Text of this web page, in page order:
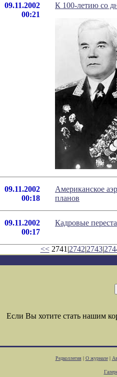
09.11.2002
00:21
К 100-летию со
09.11.2002
00:18
Американское
планов
09.11.2002
00:17
Кадровые
<<2741|2742|2743|
Если Вы хотите стать нашим
Редколлегия| О журнале|